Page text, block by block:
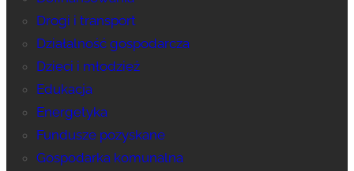
Drogi i transport
Działalność gospodarcza
Dzieci i młodzież
Edukacja
Energetyka
Fundusze pozyskane
Gospodarka komunalna